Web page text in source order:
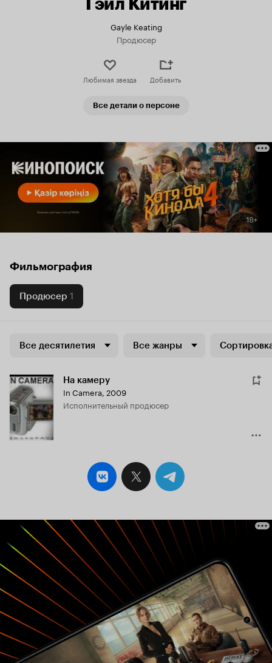
Gayle Keating
Продюсер
Любимая звезда Добавить
Все детали о персоне
Фильмография
Продюсер 1
Все десятилетия Все жанры
На камеру
In Camera, 2009
исполнительный продюсер